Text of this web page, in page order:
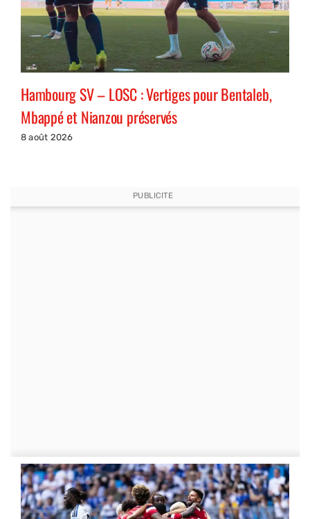
Hambourg SV – LOSC : Vertiges pour Bentaleb,
Mbappé et Nianzou préservés
8 août 2026
PUBLICITE